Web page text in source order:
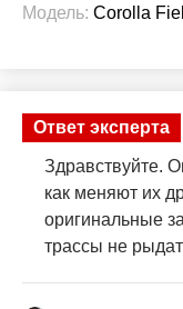
Модель: Corolla
Ответ эксперта
Здравствуйте.
как меняют их
оригинальные
трассы не